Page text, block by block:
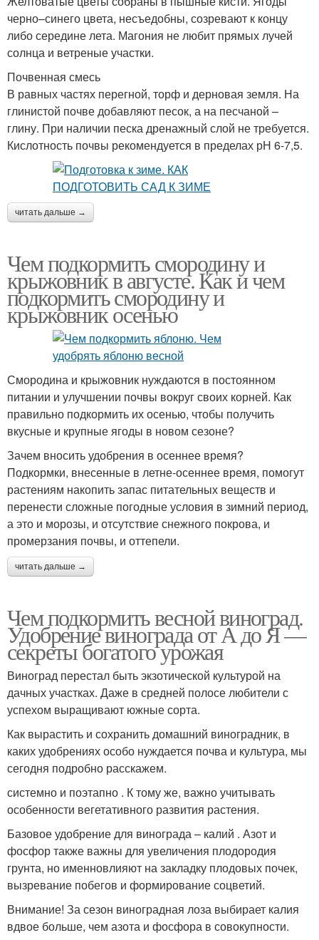
черно–синего цвета, несъедобны, созревают к концу
либо середине лета. Магония не любит прямых лучей
солнца и ветреные участки.
Почвенная смесь
В равных частях перегной, торф и дерновая земля. На
глинистой почве добавляют песок, а на песчаной –
глину. При наличии песка дренажный слой не требуется.
Кислотность почвы рекомендуется в пределах рН 6-7,5.
читать дальше →
Чем подкормить смородину и
крыжовник в августе. Как и чем
подкормить смородину и
крыжовник осенью
Смородина и крыжовник нуждаются в постоянном
питании и улучшении почвы вокруг своих корней. Как
правильно подкормить их осенью, чтобы получить
вкусные и крупные ягоды в новом сезоне?
Зачем вносить удобрения в осеннее время?
Подкормки, внесенные в летне-осеннее время, помогут
растениям накопить запас питательных веществ и
перенести сложные погодные условия в зимний период,
а это и морозы, и отсутствие снежного покрова, и
промерзания почвы, и оттепели.
читать дальше →
Чем подкормить весной виноград.
Удобрение винограда от А до Я —
секреты богатого урожая
Виноград перестал быть экзотической культурой на
дачных участках. Даже в средней полосе любители с
успехом выращивают южные сорта.
Как вырастить и сохранить домашний виноградник, в
каких удобрениях особо нуждается почва и культура, мы
сегодня подробно расскажем.
системно и поэтапно . К тому же, важно учитывать
особенности вегетативного развития растения.
Базовое удобрение для винограда – калий . Азот и
фосфор также важны для увеличения плодородия
грунта, но именновлияют на закладку плодовых почек,
вызревание побегов и формирование соцветий.
Внимание! За сезон виноградная лоза выбирает калия
вдвое больше, чем азота и фосфора в совокупности.